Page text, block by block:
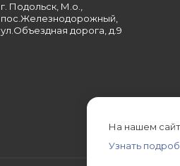
г. Подольск, М.о.,
пос.Железнодорожный,
ул.Объездная дорога, д.9
На нашем
Узнать